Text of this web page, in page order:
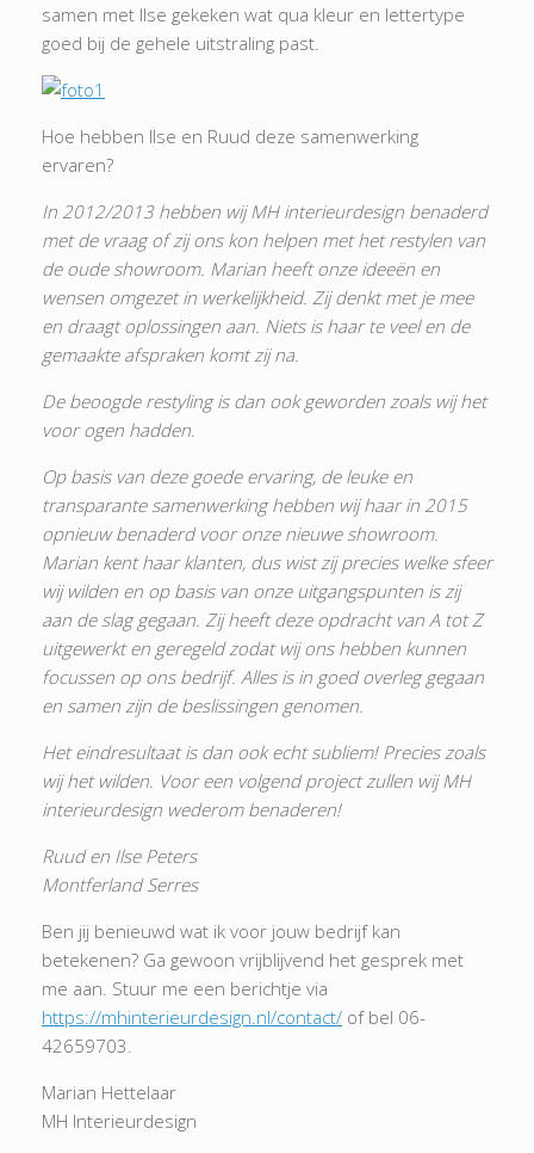
samen met Ilse gekeken wat qua kleur en lettertype
goed bij de gehele uitstraling past.
Hoe hebben Ilse en Ruud deze samenwerking
ervaren?
In 2012/2013 hebben wij MH interieurdesign benaderd
met de vraag of zij ons kon helpen met het restylen van
de oude showroom. Marian heeft onze ideeën en
wensen omgezet in werkelijkheid. Zij denkt met je mee
en draagt oplossingen aan. Niets is haar te veel en de
gemaakte afspraken komt zij na.
De beoogde restyling is dan ook geworden zoals wij het
voor ogen hadden.
Op basis van deze goede ervaring, de leuke en
transparante samenwerking hebben wij haar in 2015
opnieuw benaderd voor onze nieuwe showroom.
Marian kent haar klanten, dus wist zij precies welke sfeer
wij wilden en op basis van onze uitgangspunten is zij
aan de slag gegaan. Zij heeft deze opdracht van A tot Z
uitgewerkt en geregeld zodat wij ons hebben kunnen
focussen op ons bedrijf. Alles is in goed overleg gegaan
en samen zijn de beslissingen genomen.
Het eindresultaat is dan ook echt subliem! Precies zoals
wij het wilden. Voor een volgend project zullen wij MH
interieurdesign wederom benaderen!
Ruud en Ilse Peters
Montferland Serres
Ben jij benieuwd wat ik voor jouw bedrijf kan
betekenen? Ga gewoon vrijblijvend het gesprek met
me aan. Stuur me een berichtje via
https://mhinterieurdesign.nl/contact/ of bel 06-
42659703.
Marian Hettelaar
MH Interieurdesign